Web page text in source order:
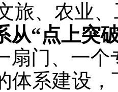
旅、农业
从“点上突
扇门、一个
体系建设